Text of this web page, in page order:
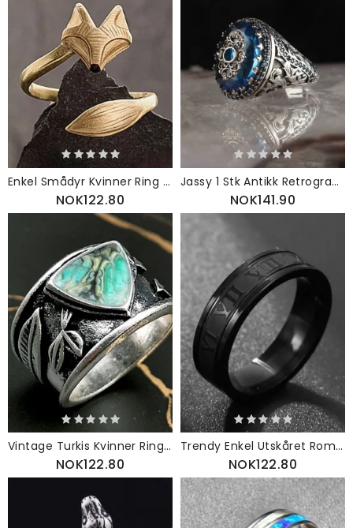
Enkel Smådyr Kvinner Ring Åpning Justerbar Fox
NOK122.80
Jassy 1 Stk Antikk Retrogravert Vintagemønster Blå Sirkonlegering
NOK141.90
Vintage Turkis Kvinner Ring Trekant Farget Oljemaleri Blad Smykker Gave
NOK122.80
Trendy Enkel Utskåret Romertall Sirkelformet Ring I Rustfritt Stål
NOK122.80